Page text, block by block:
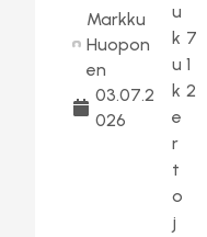
Markku
Huopon
en
03.07.2
026
u
k
u
k
e
r
t
o
j
7
1
2